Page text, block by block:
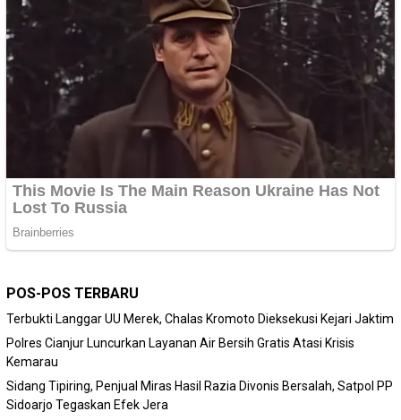
POS-POS TERBARU
Terbukti Langgar UU Merek, Chalas Kromoto Dieksekusi Kejari Jaktim
Polres Cianjur Luncurkan Layanan Air Bersih Gratis Atasi Krisis
Kemarau
Sidang Tipiring, Penjual Miras Hasil Razia Divonis Bersalah, Satpol PP
Sidoarjo Tegaskan Efek Jera